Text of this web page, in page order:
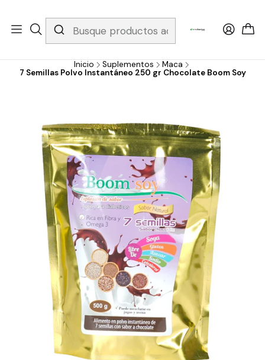
Whatsapp 3229079958/ Fijo 6019251796 / Envios a todo el país y
gratis apartir de 199.000!
Inicio Suplementos
Maca
7 Semillas Polvo Instantáneo 250 gr Chocolate Boom Soy